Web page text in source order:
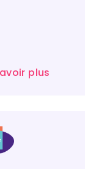
plus